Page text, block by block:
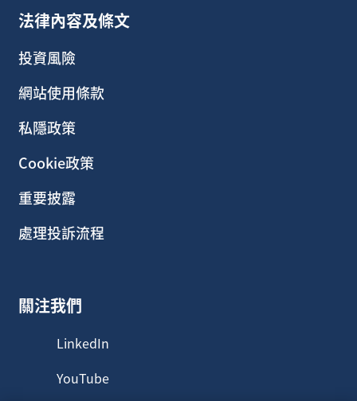
法律內容及條文
投資風險
網站使用條款
私隱政策
Cookie政策
重要披露
處理投訴流程
關注我們
LinkedIn
YouTube